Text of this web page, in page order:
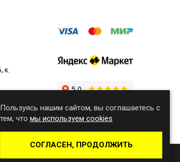
к.
Пользуясь нашим сайтом, вы соглашаетесь с
тем, что мы используем cookies
СОГЛАСЕН, ПРОДОЛЖИТЬ